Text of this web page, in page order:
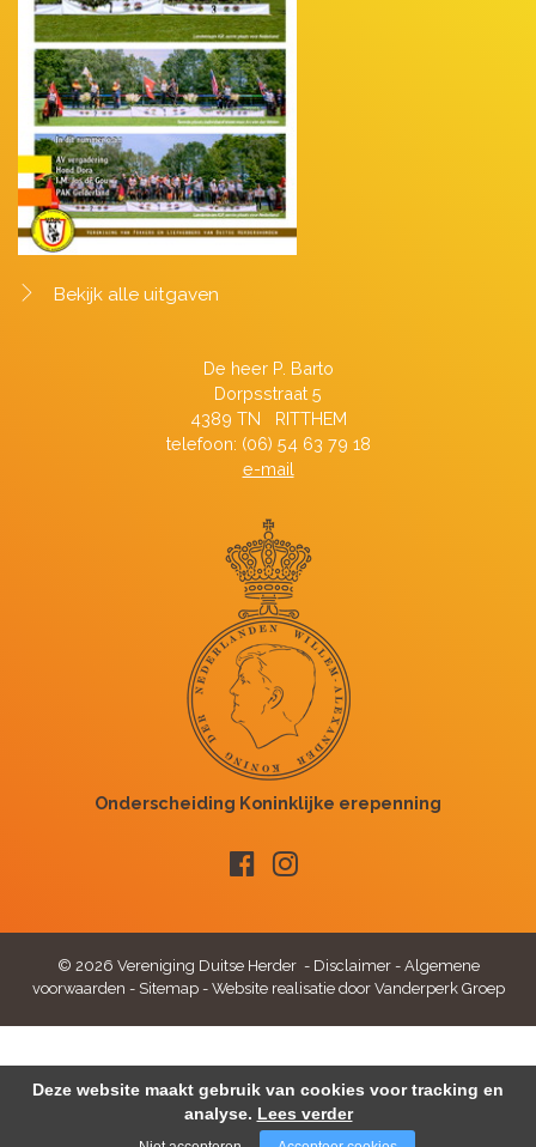
Bekijk alle uitgaven
De heer P. Barto
Dorpsstraat 5
4389 TN RITTHEM
telefoon: (06) 54 63 79 18
e-mail
© 2026 Vereniging Duitse Herder - Disclaimer- Algemene
voorwaarden - Sitemap- Website realisatie door Vanderperk Groep
Deze website maakt gebruik van cookies voor tracking en
analyse. Lees verder